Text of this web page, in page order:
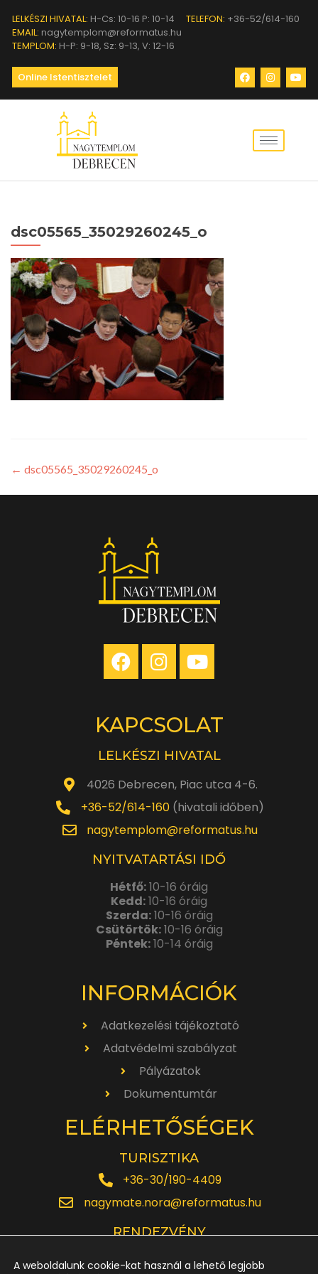
LELKÉSZI HIVATAL: H-Cs: 10-16 P: 10-14 TELEFON: +36-52/614-160
EMAIL: nagytemplom@reformatus.hu
TEMPLOM: H-P: 9-18, Sz: 9-13, V: 12-16
Online Istentisztelet
dsc05565_35029260245_o
← dsc05565_35029260245_o
KAPCSOLAT
LELKÉSZI HIVATAL
4026 Debrecen, Piac utca 4-6.
+36-52/614-160(hivatali időben)
nagytemplom@reformatus.hu
NYITVATARTÁSI IDŐ
Hétfő:10-16 óráig
Kedd:10-16 óráig
Szerda:10-16 óráig
Csütörtök:10-16 óráig
Péntek:10-14 óráig
INFORMÁCIÓK
Adatkezelési tájékoztató
Adatvédelmi szabályzat
Pályázatok
Dokumentumtár
ELÉRHETŐSÉGEK
TURISZTIKA
+36-30/190-4409
nagymate.nora@reformatus.hu
RENDEZVÉNY
A weboldalunk cookie-kat használ a lehető legjobb